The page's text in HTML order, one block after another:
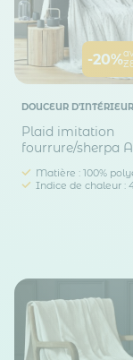
-20%
DOUCEUR D'INTÉRIEUR
Plaid imitation
fourrure/sherpa
Matière : 100%
Indice de chaleur :